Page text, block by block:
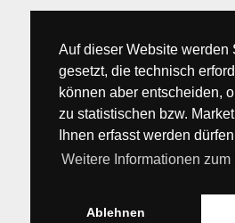
Auf dieser Website werden
gesetzt, die technisch
können aber entscheiden,
zu statistischen bzw.
Ihnen erfasst werden
Weitere Informationen zum
Ablehnen